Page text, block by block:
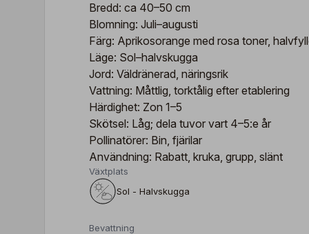
Bredd: ca 40–50 cm
Blomning: Juli–augusti
Färg: Aprikosorange med rosa toner,
Läge: Sol–halvskugga
Jord: Väldränerad, näringsrik
Vattning: Måttlig, torktålig efter etablering
Härdighet: Zon 1–5
Skötsel: Låg; dela tuvor vart 4–5:e år
Pollinatörer: Bin, fjärilar
Användning: Rabatt, kruka, grupp, slänt
Växtplats
Sol - Halvskugga
Bevattning